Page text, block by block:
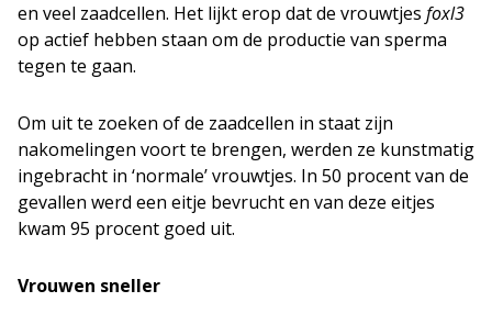
en veel zaadcellen. Het lijkt erop dat de vrouwtjes foxl3
op actief hebben staan om de productie van sperma
tegen te gaan.
Om uit te zoeken of de zaadcellen in staat zijn
nakomelingen voort te brengen, werden ze kunstmatig
ingebracht in ‘normale’ vrouwtjes. In 50 procent van de
gevallen werd een eitje bevrucht en van deze eitjes
kwam 95 procent goed uit.
Vrouwen sneller